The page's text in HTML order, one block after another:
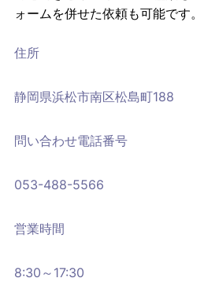
ォームを併せた依頼も可能です。
住所
静岡県浜松市南区松島町188
問い合わせ電話番号
053-488-5566
営業時間
8:30～17:30